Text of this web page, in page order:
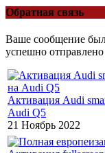
Обратная связь
Ваше сообщение
успешно отправлено
Активация Audi
Audi Q5
21 Ноябрь 2022